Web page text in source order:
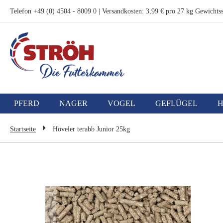
Telefon +49 (0) 4504 - 8009 0 | Versandkosten: 3,99 € pro 27 kg
Zum
Inhalt
springen
PFERD NAGER VOGEL GEFLÜGEL
Startseite Höveler terabb Junior 25kg
Bildgalerie